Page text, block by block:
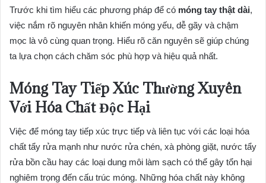
Trước khi tìm hiểu các phương pháp để có móng tay thật dài,
việc nắm rõ nguyên nhân khiến móng yếu, dễ gãy và chậm
mọc là vô cùng quan trọng. Hiểu rõ căn nguyên sẽ giúp chúng
ta lựa chọn cách chăm sóc phù hợp và hiệu quả nhất.
Móng Tay Tiếp Xúc Thường Xuyên
Với Hóa Chất Độc Hại
Việc để móng tay tiếp xúc trực tiếp và liên tục với các loại hóa
chất tẩy rửa mạnh như nước rửa chén, xà phòng giặt, nước tẩy
rửa bồn cầu hay các loại dung môi làm sạch có thể gây tổn hại
nghiêm trọng đến cấu trúc móng. Những hóa chất này không